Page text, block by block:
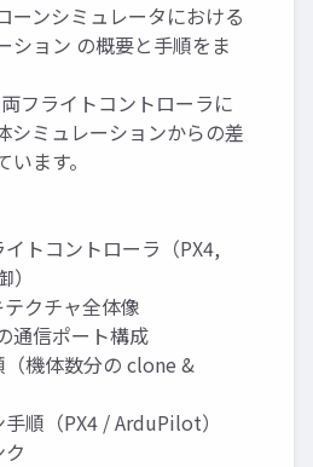
ーンシミュレータにおける
ション の概要と手順をま
フライトコントローラに
シミュレーションからの差
ます。
トコントローラ（PX4,
クチャ全体像
通信ポート構成
機体数分の clone &
順（PX4 / ArduPilot）